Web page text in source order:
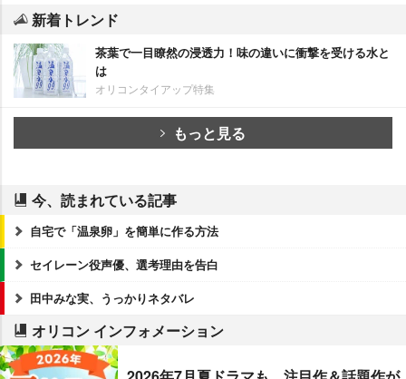
新着トレンド
茶葉で一目瞭然の浸透力！味の違いに衝撃を受ける水と
は
オリコンタイアップ特集
もっと見る
今、読まれている記事
自宅で「温泉卵」を簡単に作る方法
セイレーン役声優、選考理由を告白
田中みな実、うっかりネタバレ
オリコン インフォメーション